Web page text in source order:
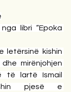
libri “Epoka
letërsinë kishin
mirënjohjen
të lartë Ismail
pjesë e